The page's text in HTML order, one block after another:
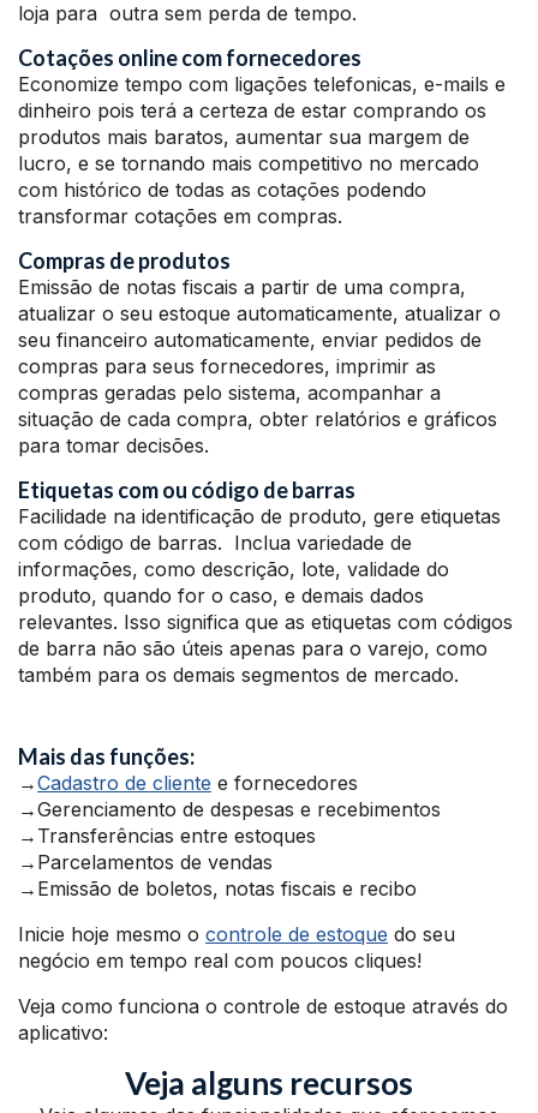
loja para outra sem perda de tempo.
Cotações online com fornecedores
Economize tempo com ligações telefonicas, e-mails e
dinheiro pois terá a certeza de estar comprando os
produtos mais baratos, aumentar sua margem de
lucro, e se tornando mais competitivo no mercado
com histórico de todas as cotações podendo
transformar cotações em compras.
Compras de produtos
Emissão de notas fiscais a partir de uma compra,
atualizar o seu estoque automaticamente, atualizar o
seu financeiro automaticamente, enviar pedidos de
compras para seus fornecedores, imprimir as
compras geradas pelo sistema, acompanhar a
situação de cada compra, obter relatórios e gráficos
para tomar decisões.
Etiquetas com ou código de barras
Facilidade na identificação de produto, gere etiquetas
com código de barras. Inclua variedade de
informações, como descrição, lote, validade do
produto, quando for o caso, e demais dados
relevantes. Isso significa que as etiquetas com códigos
de barra não são úteis apenas para o varejo, como
também para os demais segmentos de mercado.
Mais das funções:
→Cadastro de cliente e fornecedores
→Gerenciamento de despesas e recebimentos
→Transferências entre estoques
→Parcelamentos de vendas
→Emissão de boletos, notas fiscais e recibo
Inicie hoje mesmo o controle de estoque do seu
negócio em tempo real com poucos cliques!
Veja como funciona o controle de estoque através do
aplicativo:
Veja alguns recursos